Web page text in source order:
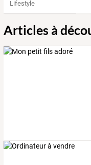
Lifestyle
Articles à